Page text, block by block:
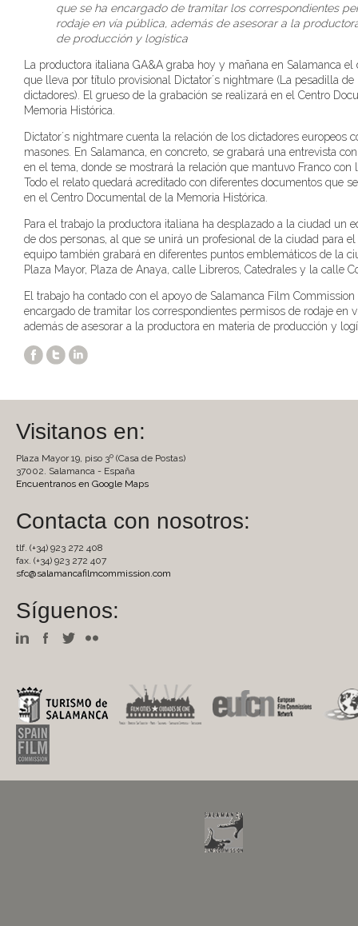
que se ha encargado de tramitar los correspondientes
rodaje en vía pública, además de asesorar a la
de producción y logística
La productora italiana GA&A graba hoy y mañana en Salamanca
que lleva por título provisional Dictator´s nightmare (La pesadilla de
dictadores). El grueso de la grabación se realizará en el Centro
Memoria Histórica.
Dictator´s nightmare cuenta la relación de los dictadores europeos
masones. En Salamanca, en concreto, se grabará una entrevista
en el tema, donde se mostrará la relación que mantuvo Franco con
Todo el relato quedará acreditado con diferentes documentos que
en el Centro Documental de la Memoria Histórica.
Para el trabajo la productora italiana ha desplazado a la ciudad un
de dos personas, al que se unirá un profesional de la ciudad para el
equipo también grabará en diferentes puntos emblemáticos de la
Plaza Mayor, Plaza de Anaya, calle Libreros, Catedrales y la calle
El trabajo ha contado con el apoyo de Salamanca Film Commission
encargado de tramitar los correspondientes permisos de rodaje en
además de asesorar a la productora en materia de producción y
Visitanos en:
Plaza Mayor 19, piso 3º (Casa de Postas)
37002. Salamanca - España
Encuentranos en Google Maps
Contacta con nosotros:
tlf. (+34) 923 272 408
fax. (+34) 923 272 407
sfc@salamancafilmcommission.com
Síguenos: